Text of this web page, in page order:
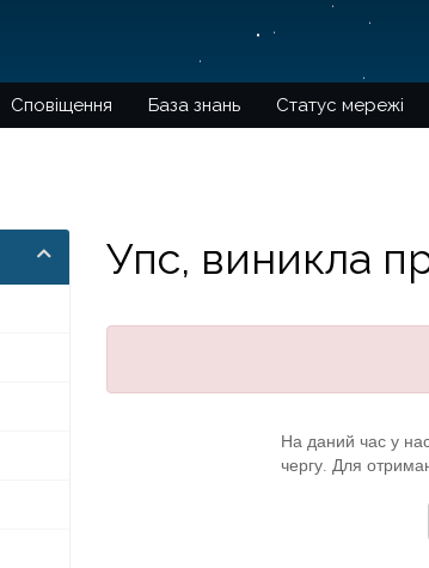
Сповіщення База знань Статус мережі
Упс, виникла
На даний час у
чергу. Для